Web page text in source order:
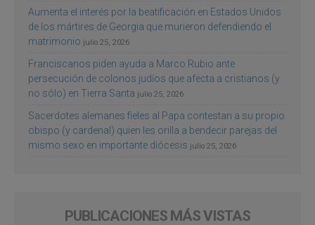
Aumenta el interés por la beatificación en Estados Unidos
de los mártires de Georgia que murieron defendiendo el
matrimonio julio 25, 2026
Franciscanos piden ayuda a Marco Rubio ante
persecución de colonos judíos que afecta a cristianos (y
no sólo) en Tierra Santa julio 25, 2026
Sacerdotes alemanes fieles al Papa contestan a su propio
obispo (y cardenal) quien les orilla a bendecir parejas del
mismo sexo en importante diócesis julio 25, 2026
PUBLICACIONES MÁS VISTAS